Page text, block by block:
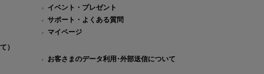
）
イベント・プレゼント
サポート・よくある質問
マイページ
お客さまのデータ利用･外部送信について